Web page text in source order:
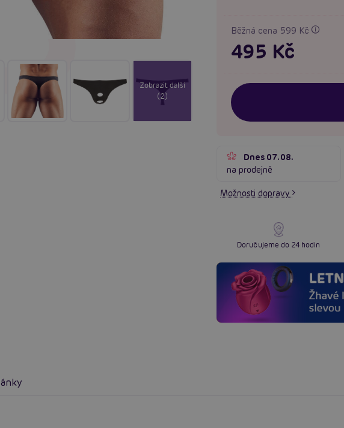
Zobrazit další
(2)
Běžná cena 599 Kč
495 Kč
Dnes 07.08.
na prodejně
Možnosti dopravy
Doručujeme do 24 hodin